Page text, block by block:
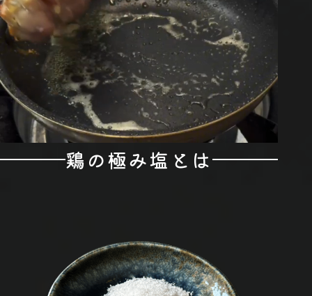
鶏の極み塩とは